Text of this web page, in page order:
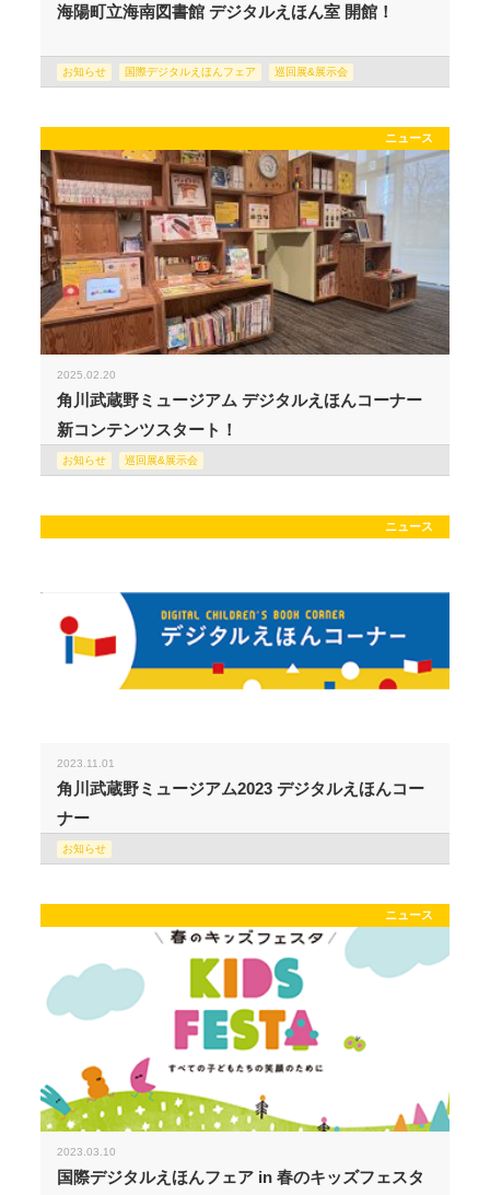
海陽町立海南図書館 デジタルえほん室 開館！
お知らせ 国際デジタルえほんフェア 巡回展&展示会
ニュース
2025.02.20
角川武蔵野ミュージアム デジタルえほんコーナー
新コンテンツスタート！
お知らせ 巡回展&展示会
ニュース
2023.11.01
角川武蔵野ミュージアム2023 デジタルえほんコー
ナー
お知らせ
ニュース
2023.03.10
国際デジタルえほんフェア in 春のキッズフェスタ